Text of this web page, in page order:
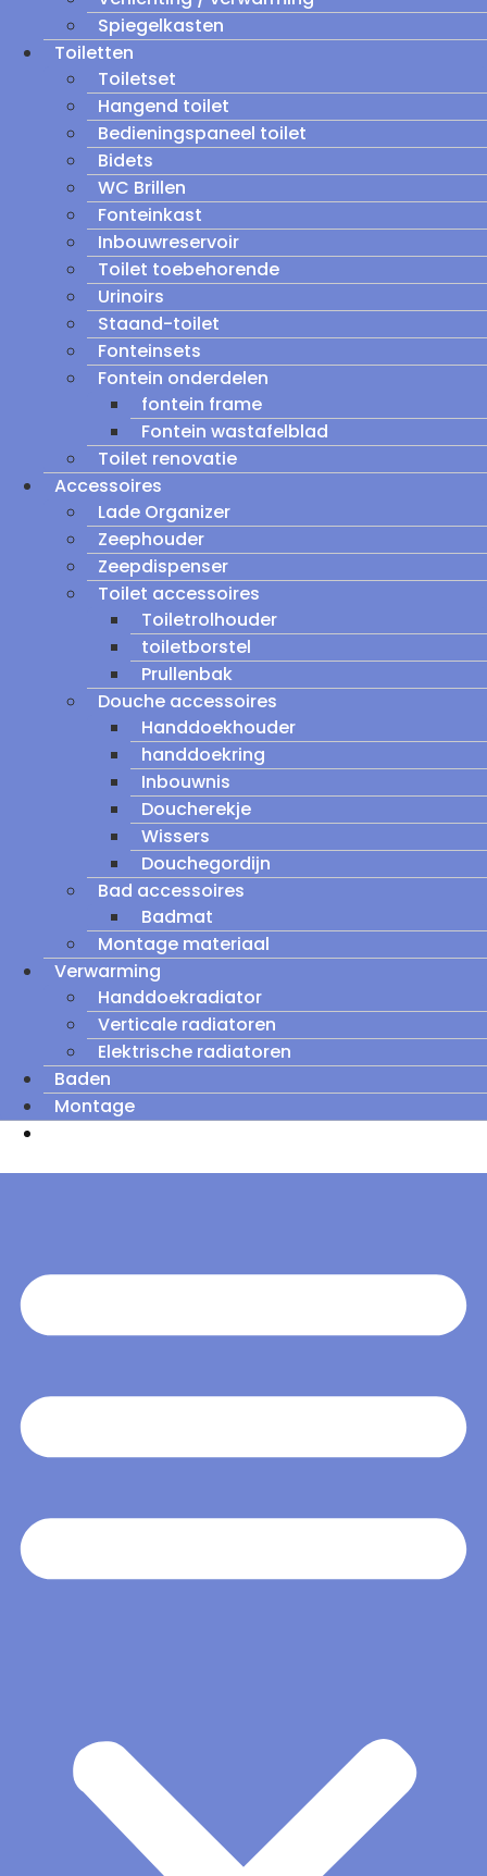
Spiegelkasten
Toiletten
Toiletset
Hangend toilet
Bedieningspaneel toilet
Bidets
WC Brillen
Fonteinkast
Inbouwreservoir
Toilet toebehorende
Urinoirs
Staand-toilet
Fonteinsets
Fontein onderdelen
fontein frame
Fontein wastafelblad
Toilet renovatie
Accessoires
Lade Organizer
Zeephouder
Zeepdispenser
Toilet accessoires
Toiletrolhouder
toiletborstel
Prullenbak
Douche accessoires
Handdoekhouder
handdoekring
Inbouwnis
Doucherekje
Wissers
Douchegordijn
Bad accessoires
Badmat
Montage materiaal
Verwarming
Handdoekradiator
Verticale radiatoren
Elektrische radiatoren
Baden
Montage